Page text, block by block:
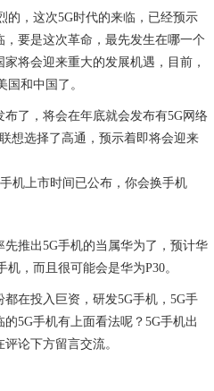
的，这次5G时代的来临，已经预示
要是这次革命，最先发生在哪一个
将会迎来重大的发展机遇，目前，
国和中国了。
了，将会在年底就会发布有5G网络
想选择了高通，预示着即将会迎来
推出5G手机的当属华为了，预计华
，而且很可能会是华为P30。
在投入巨资，研发5G手机，5G手
5G手机有上面看法呢？5G手机出
论下方留言交流。